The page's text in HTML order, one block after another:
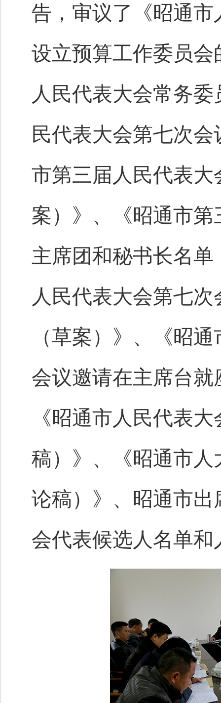
告，审议了《昭通
设立预算工作委员
人民代表大会常务
民代表大会第七次
市第三届人民代表
案）》、《昭通市
主席团和秘书长名
人民代表大会第七
（草案）》、《昭
会议邀请在主席台
《昭通市人民代表
稿）》、《昭通市人
论稿）》、昭通市
会代表候选人名单和